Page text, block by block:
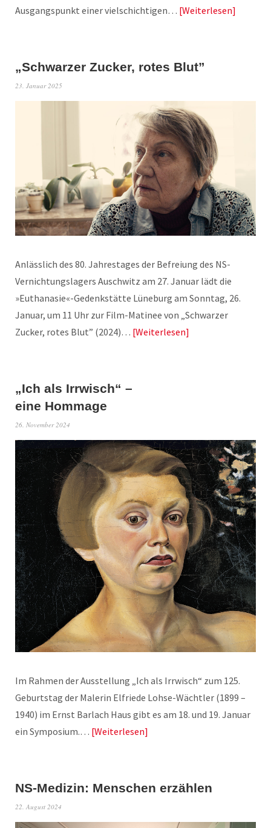
Ausgangspunkt einer vielschichtigen… Weiterlesen
„Schwarzer Zucker, rotes Blut”
23. Januar 2025
Anlässlich des 80. Jahrestages der Befreiung des NS-
Vernichtungslagers Auschwitz am 27. Januar lädt die
»Euthanasie«-Gedenkstätte Lüneburg am Sonntag, 26.
Januar, um 11 Uhr zur Film-Matinee von „Schwarzer
Zucker, rotes Blut” (2024)… Weiterlesen
„Ich als Irrwisch“ –
eine Hommage
26. November 2024
Im Rahmen der Ausstellung „Ich als Irrwisch“ zum 125.
Geburtstag der Malerin Elfriede Lohse-Wächtler (1899 –
1940) im Ernst Barlach Haus gibt es am 18. und 19. Januar
ein Symposium.… Weiterlesen
NS-Medizin: Menschen erzählen
22. August 2024